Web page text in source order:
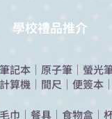
學校禮品推介
筆記本 ｜ 原子筆 ｜ 螢光
計算機 ｜ 間尺 ｜ 便簽本 ｜
​毛巾 ｜ 餐具 ｜ 食物盒 ｜